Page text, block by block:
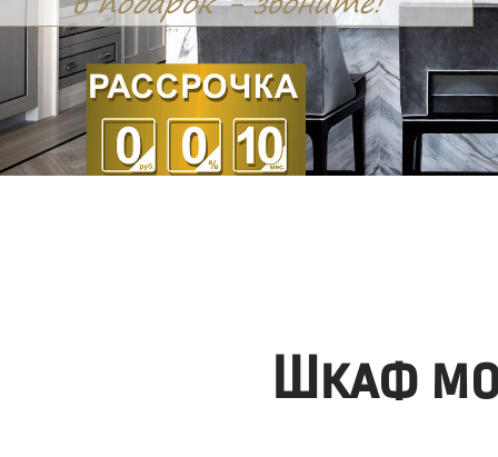
Шкаф